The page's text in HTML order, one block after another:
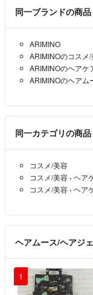
商品が届かないとい
すが見逃している方
料も当方負担になっ
続きが完了していた
わせください。
またこちらに戻って
○主にゆうパケット(
破損が生じる場合が
送方法を変更できま
さい。
投函してから追跡番
発送方法は郵便局か
〇仕入れの価格変動
〇月末の評価は遅れま
同一ブランドの商品
ARIMINO
ARIMINOのコスメ
ARIMINOのヘアケ
ARIMINOのヘアム
同一カテゴリの商品
コスメ/美容
コスメ/美容 › ヘア
コスメ/美容 › ヘア
ヘアムース/ヘアジ
1